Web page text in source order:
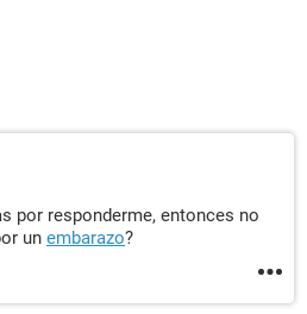
por responderme, entonces no
un embarazo?